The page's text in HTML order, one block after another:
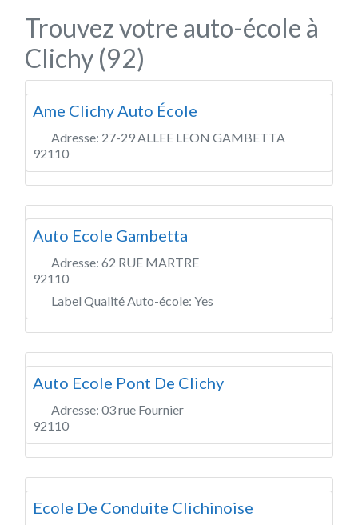
Trouvez votre auto-école à
Clichy (92)
Ame Clichy Auto École
Adresse: 27-29 ALLEE LEON GAMBETTA
92110
Auto Ecole Gambetta
Adresse: 62 RUE MARTRE
92110
Label Qualité Auto-école: Yes
Auto Ecole Pont De Clichy
Adresse: 03 rue Fournier
92110
Ecole De Conduite Clichinoise